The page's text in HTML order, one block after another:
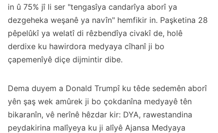
in û 75% jî li ser "tengasîya candarîya aborî ya
dezgeheka weşanê ya navîn" hemfikir in. Paşketina 28
pêpelûkî ya welatî di rêzbendîya civakî de, holê
derdixe ku hawirdora medyaya cîhanî ji bo
çapemenîyê diçe dijmintir dibe.
Dema duyem a Donald Trumpî ku têde sedemên aborî
yên şaş wek amûrek ji bo çokdanîna medyayê tên
bikaranîn, vê nerînê hêzdar kir: DYA, rawestandina
peydakirina malîyeya ku ji alîyê Ajansa Medyaya